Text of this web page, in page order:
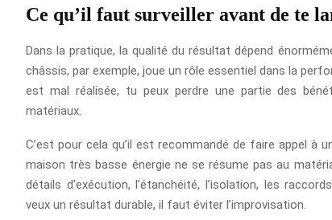
Ce qu’il faut surveiller avant de te
Dans la pratique, la qualité du résultat dépend
châssis, par exemple, joue un rôle essentiel dans la
est mal réalisée, tu peux perdre une partie des
matériaux.
C’est pour cela qu’il est recommandé de faire appel à
maison très basse énergie ne se résume pas au
détails d’exécution, l’étanchéité, l’isolation, les
veux un résultat durable, il faut éviter l’improvisation.